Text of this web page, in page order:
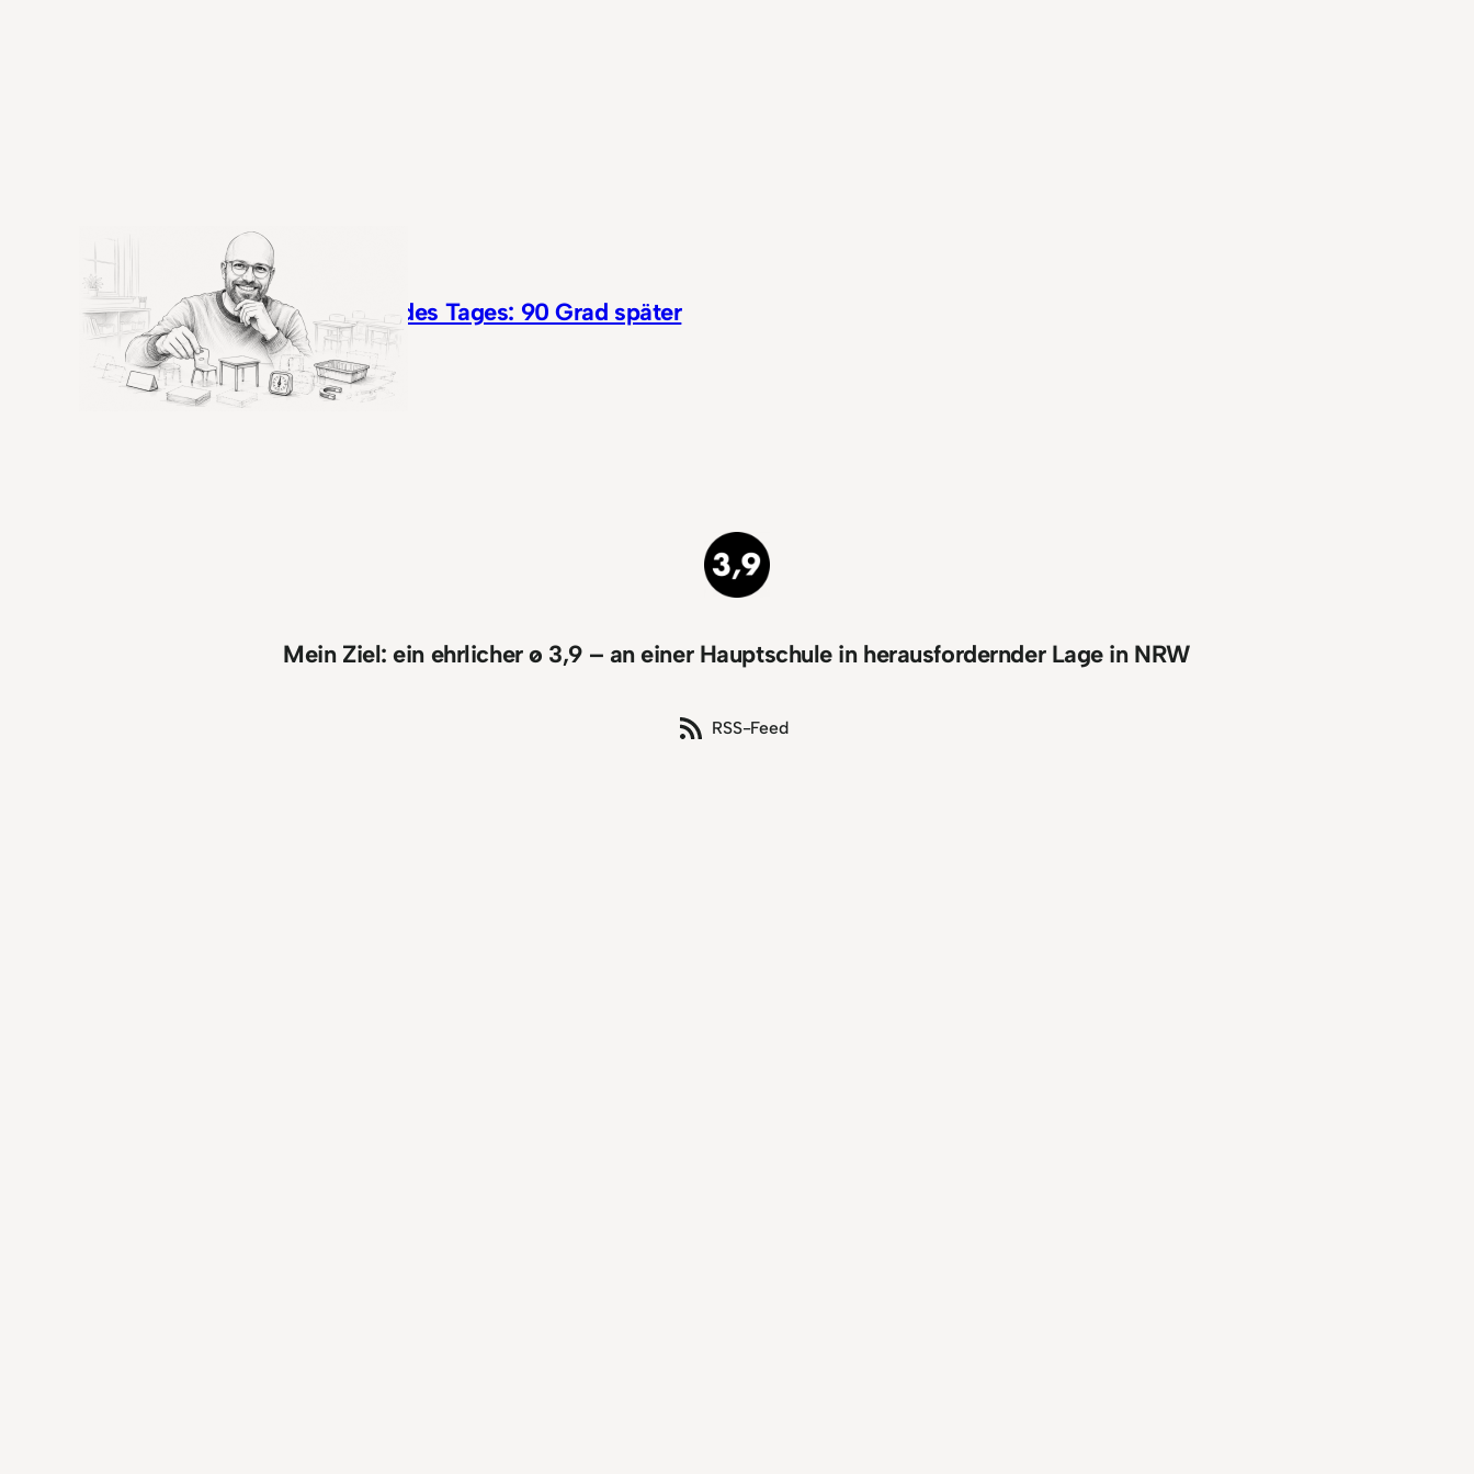
Nudge des Tages: 90 Grad später
Mai 2026
Mein Ziel: ein ehrlicher ø 3,9 – an einer Hauptschule in herausfordernder Lage in NRW
RSS-Feed